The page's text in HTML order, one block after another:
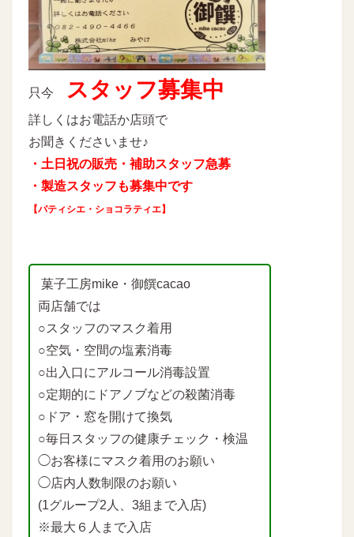
只今 スタッフ募集中
詳しくはお電話か店頭で
お聞きくださいませ♪
・土日祝の販売・補助スタッフ急募
・製造スタッフも募集中です
【パティシエ・ショコラティエ】
菓子工房mike・御饌cacao
両店舗では
○スタッフのマスク着用
○空気・空間の塩素消毒
○出入口にアルコール消毒設置
○定期的にドアノブなどの殺菌消毒
○ドア・窓を開けて換気
○毎日スタッフの健康チェック・検温
◯お客様にマスク着用のお願い
◯店内人数制限のお願い
(1グループ2人、3組まで入店)
※最大６人まで入店